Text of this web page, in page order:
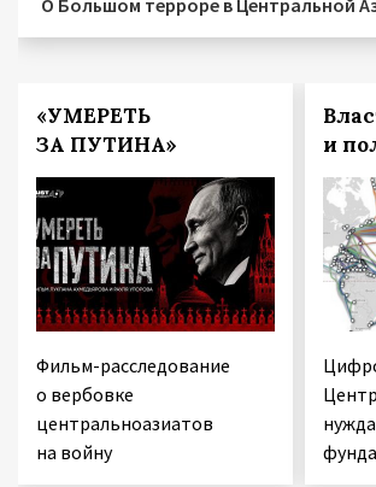
«УМЕРЕТЬ
ЗА ПУТИНА»
Фильм-расследование
о вербовке
центральноазиатов
на войну
и